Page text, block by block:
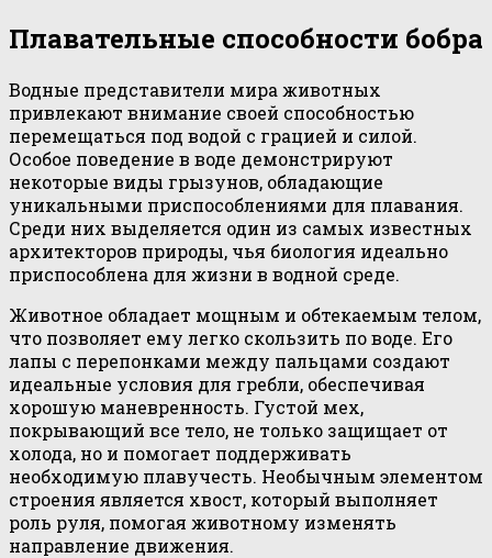
Плавательные способности бобра
Водные представители мира животных
привлекают внимание своей способностью
перемещаться под водой с грацией и силой.
Особое поведение в воде демонстрируют
некоторые виды грызунов, обладающие
уникальными приспособлениями для плавания.
Среди них выделяется один из самых известных
архитекторов природы, чья биология идеально
приспособлена для жизни в водной среде.
Животное обладает мощным и обтекаемым телом,
что позволяет ему легко скользить по воде. Его
лапы с перепонками между пальцами создают
идеальные условия для гребли, обеспечивая
хорошую маневренность. Густой мех,
покрывающий все тело, не только защищает от
холода, но и помогает поддерживать
необходимую плавучесть. Необычным элементом
строения является хвост, который выполняет
роль руля, помогая животному изменять
направление движения.